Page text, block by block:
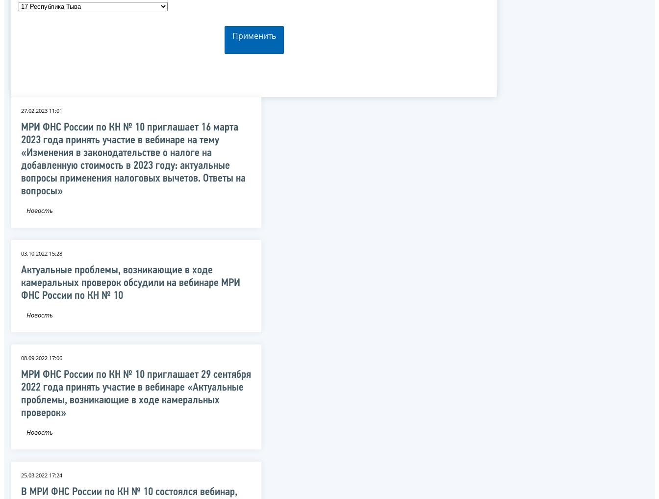
Применить
27.02.2023 11:01
МРИ ФНС России по КН № 10 приглашает 16 марта
2023 года принять участие в вебинаре на тему
«Изменения в законодательстве о налоге на
добавленную стоимость в 2023 году: актуальные
вопросы применения налоговых вычетов. Ответы на
вопросы»
Новость
03.10.2022 15:28
Актуальные проблемы, возникающие в ходе
камеральных проверок обсудили на вебинаре МРИ
ФНС России по КН № 10
Новость
08.09.2022 17:06
МРИ ФНС России по КН № 10 приглашает 29 сентября
2022 года принять участие в вебинаре «Актуальные
проблемы, возникающие в ходе камеральных
проверок»
Новость
25.03.2022 17:24
В МРИ ФНС России по КН № 10 состоялся вебинар,